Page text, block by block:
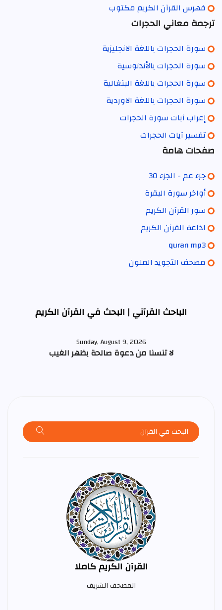
فهرس القرآن الكريم مكتوب
ترجمة معاني الحجرات
سورة الحجرات باللغة الانجليزية
سورة الحجرات بالأندنوسية
سورة الحجرات باللغة البنغالية
سورة الحجرات باللغة الاوردية
إعراب آيات سورة الحجرات
تفسير آيات الحجرات
صفحات هامة
جزء عم - الجزء 30
أواخر سورة البقرة
سور القرآن الكريم
اذاعة القرآن الكريم
quran mp3
مصحف التجويد الملون
الباحث القرآني | البحث في القرآن الكريم
Sunday, August 9, 2026
لا تنسنا من دعوة صالحة بظهر الغيب
القرآن الكريم كاملا
المصحف الشريف